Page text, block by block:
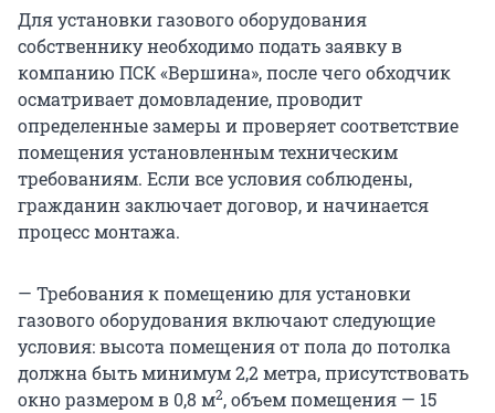
Для установки газового оборудования
собственнику необходимо подать заявку в
компанию ПСК «Вершина», после чего обходчик
осматривает домовладение, проводит
определенные замеры и проверяет соответствие
помещения установленным техническим
требованиям. Если все условия соблюдены,
гражданин заключает договор, и начинается
процесс монтажа.
— Требования к помещению для установки
газового оборудования включают следующие
условия: высота помещения от пола до потолка
должна быть минимум 2,2 метра, присутствовать
окно размером в 0,8 м2, объем помещения — 15